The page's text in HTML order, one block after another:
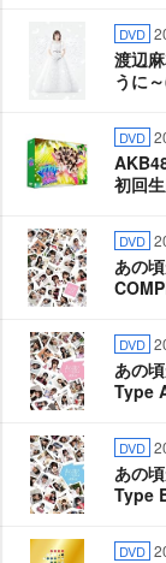
DVD
渡辺
うに
DVD
初回
DVD
あの
DVD
あの
Type
DVD
あの
Type
DVD